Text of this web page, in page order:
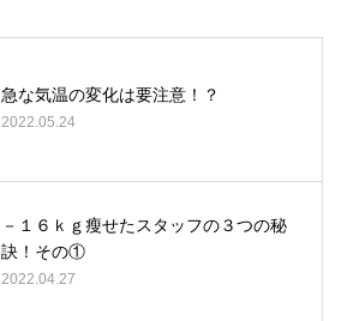
急な気温の変化は要注意！？
2022.05.24
－１６ｋｇ瘦せたスタッフの３つの秘
訣！その①
2022.04.27